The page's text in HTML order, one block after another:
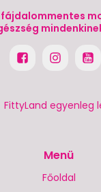
FittyLand egyenleg
Menü
Főoldal